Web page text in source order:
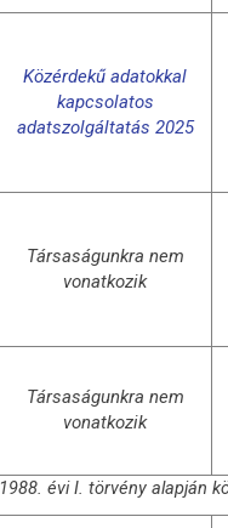
Közérdekű adatokkal
kapcsolatos
adatszolgáltatás 2025
Társaságunkra nem
vonatkozik
Társaságunkra nem
vonatkozik
1988. évi I. törvény alapján